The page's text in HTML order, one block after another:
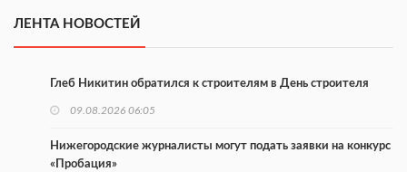
ЛЕНТА НОВОСТЕЙ
Глеб Никитин обратился к строителям в День строителя
09.08.2026 06:05
Нижегородские журналисты могут подать заявки на конкурс
«Пробация»